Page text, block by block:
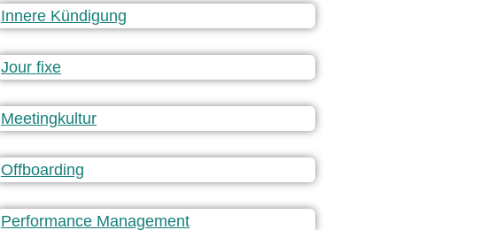
Innere Kündigung
Jour fixe
Meetingkultur
Offboarding
Performance Management